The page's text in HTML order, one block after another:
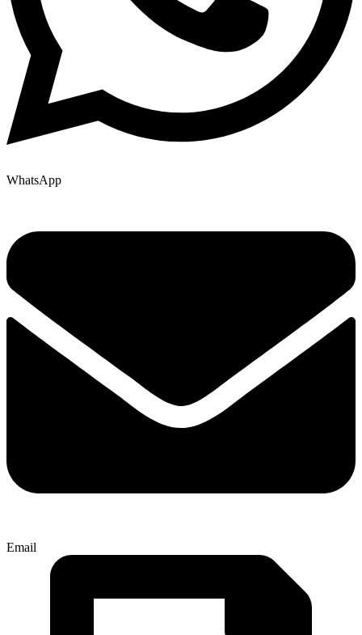
WhatsApp
Email